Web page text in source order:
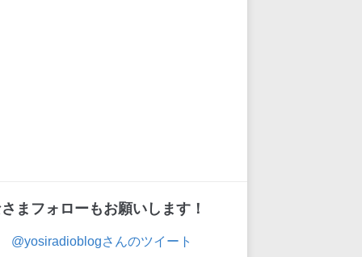
まフォローもお願いします！
@yosiradioblogさんのツイート